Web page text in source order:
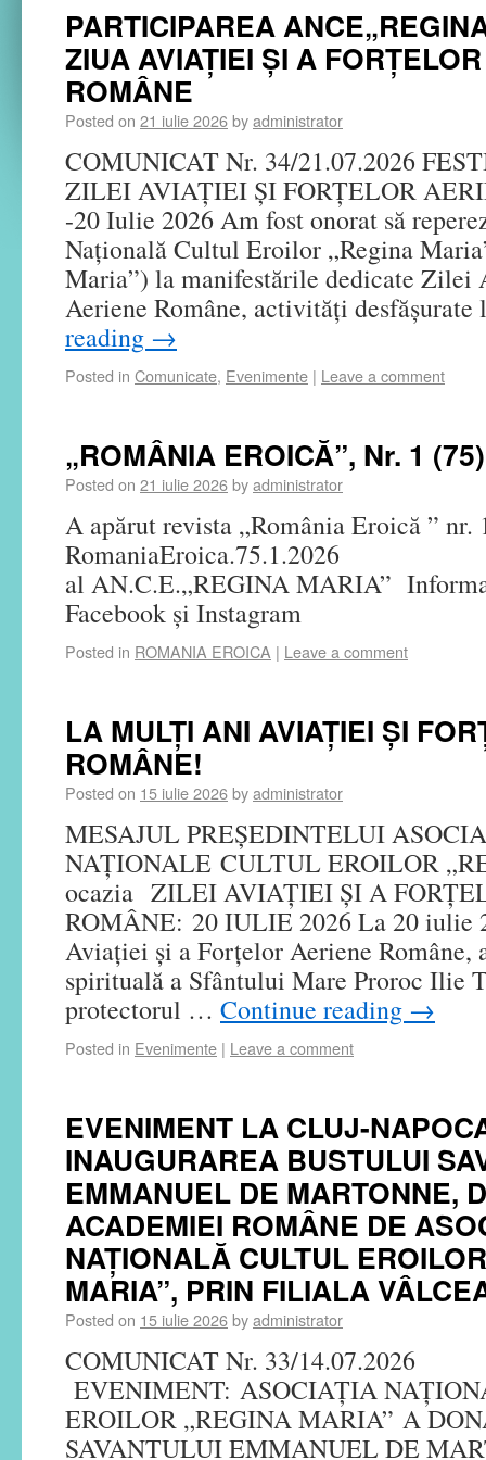
PARTICIPAREA
ZIUA AVIAȚIEI ȘI A
ROMÂNE
Posted on 21 iulie 2026byadministrator
COMUNICAT Nr. 34/21.07.2026
ZILEI AVIAȚIEI ȘI FORȚELOR
-20 Iulie 2026 Am fost onorat să
Națională Cultul Eroilor „Regina
Maria”) la manifestările dedicate Zilei
Aeriene Române, activități
reading →
Posted in Comunicate, Evenimente | Leave a comment
„ROMÂNIA EROICĂ”, Nr. 1
Posted on 21 iulie 2026byadministrator
A apărut revista „România Eroică ” nr.
al AN.C.E.„REGINA MARIA”
Facebook și Instagram
Posted in ROMANIA EROICA | Leave a comment
LA MULȚI ANI AVIAȚIEI ȘI
ROMÂNE!
Posted on 15 iulie 2026byadministrator
MESAJUL PREȘEDINTELUI
NAȚIONALE CULTUL EROILOR
ocazia ZILEI AVIAŢIEI ŞI A
ROMÂNE: 20 IULIE 2026 La 20 iulie
Aviaţiei şi a Forţelor Aeriene Române,
spirituală a Sfântului Mare Proroc Ilie
protectorul … Continue reading →
Posted in Evenimente | Leave a comment
EVENIMENT LA CLUJ-
INAUGURAREA BUSTULUI
EMMANUEL DE MARTONNE,
ACADEMIEI ROMÂNE DE
NAȚIONALĂ CULTUL
MARIA”, PRIN FILIALA
Posted on 15 iulie 2026byadministrator
COMUNICAT Nr. 33/14.07.2026
EVENIMENT: ASOCIAȚIA
EROILOR „REGINA MARIA” A
SAVANTULUI EMMANUEL DE